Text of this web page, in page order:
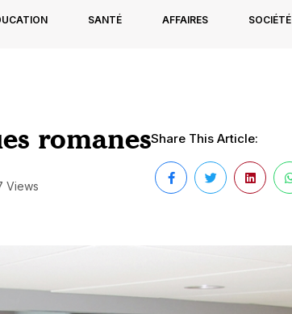
SANTÉ AFFAIRES SOCIÉTÉ
romanes
Views
Share This Article: